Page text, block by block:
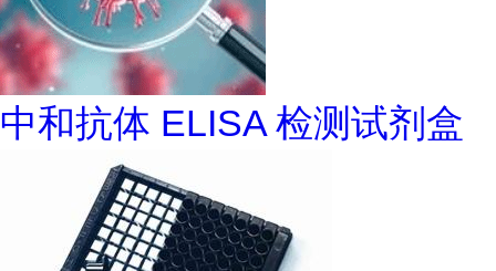
中和抗体 ELISA 检测试剂盒